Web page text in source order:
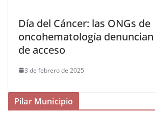
Día del Cáncer: las ONGs de
oncohematología
de acceso
3 de febrero de 2025
Pilar Municipio